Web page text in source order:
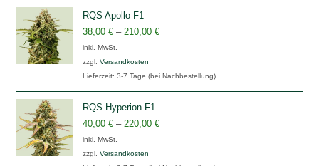
RQS Apollo F1
38,00€ –210,00€
inkl. MwSt.
zzgl.Versandkosten
Lieferzeit:3-7 Tage (bei Nachbestellung)
RQS Hyperion F1
40,00€ –220,00€
inkl. MwSt.
zzgl.Versandkosten